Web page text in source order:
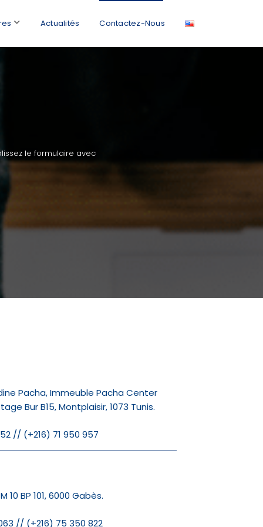
Actualités Contactez-Nous
le formulaire avec
Pacha, Immeuble Pacha Center
Bur B15, Montplaisir, 1073 Tunis.
// (+216) 71 950 957
10 BP 101, 6000 Gabès.
// (+216) 75 350 822